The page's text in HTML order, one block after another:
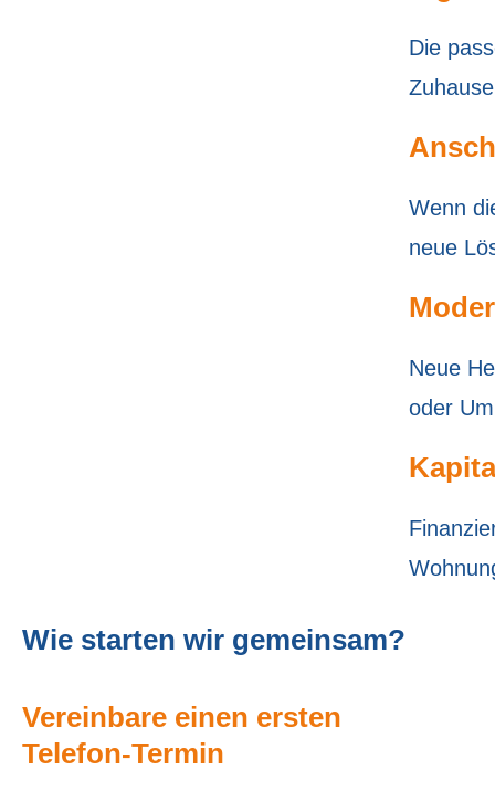
Die
Wenn
neue
Neue
oder
Wie starten wir gemeinsam?
Vereinbare einen ersten
Telefon-Termin